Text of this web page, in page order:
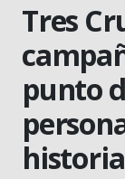
Tres
punto